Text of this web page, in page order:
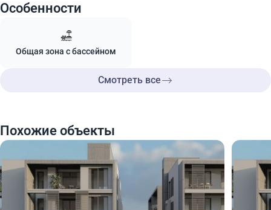
Особенности
Общая зона с бассейном
Смотреть все
Похожие объекты